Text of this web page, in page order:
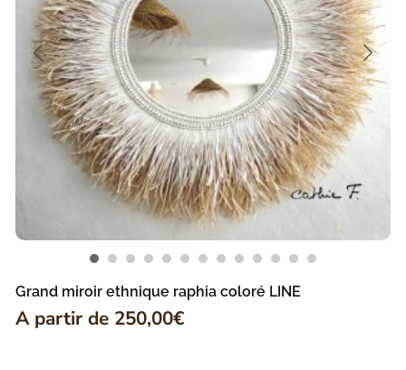
Grand miroir ethnique raphia coloré LINE
A partir de 250,00€